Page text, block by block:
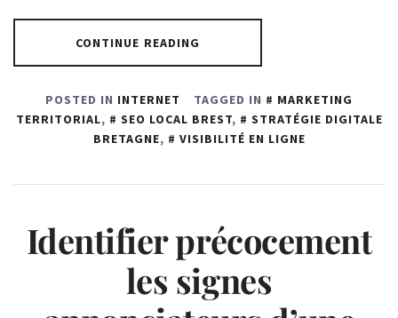
CONTINUE READING
POSTED IN INTERNET TAGGED IN
MARKETING
TERRITORIAL, SEO LOCAL BREST,
STRATÉGIE DIGITALE
BRETAGNE, VISIBILITÉ EN LIGNE
Identifier précocement
les signes